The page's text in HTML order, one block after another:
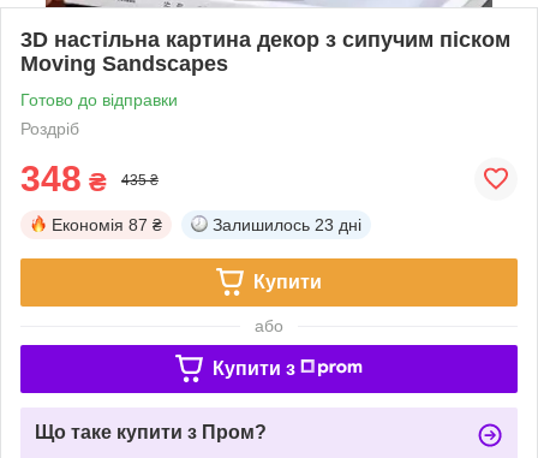
3D настільна картина декор з сипучим піском
Moving Sandscapes
Готово до відправки
Роздріб
348 ₴ 435 ₴
Економія 87 ₴ Залишилось 23 дні
Купити
або
Купити з
Що таке купити з Пром?